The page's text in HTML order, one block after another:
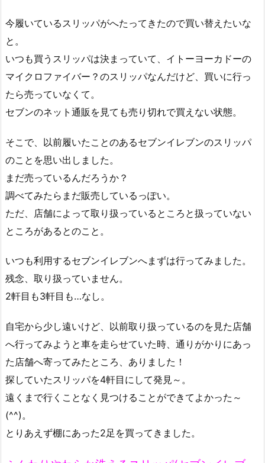
今履いているスリッパがへたってきたので買い替えたいな
と。
いつも買うスリッパは決まっていて、イトーヨーカドーの
マイクロファイバー？のスリッパなんだけど、買いに行っ
たら売っていなくて。
セブンのネット通販を見ても売り切れで買えない状態。
そこで、以前履いたことのあるセブンイレブンのスリッパ
のことを思い出しました。
まだ売っているんだろうか？
調べてみたらまだ販売しているっぽい。
ただ、店舗によって取り扱っているところと扱っていない
ところがあるとのこと。
いつも利用するセブンイレブンへまずは行ってみました。
残念、取り扱っていません。
2軒目も3軒目も…なし。
自宅から少し遠いけど、以前取り扱っているのを見た店舗
へ行ってみようと車を走らせていた時、通りがかりにあっ
た店舗へ寄ってみたところ、ありました！
探していたスリッパを4軒目にして発見～。
遠くまで行くことなく見つけることができてよかった～
(^^)。
とりあえず棚にあった2足を買ってきました。